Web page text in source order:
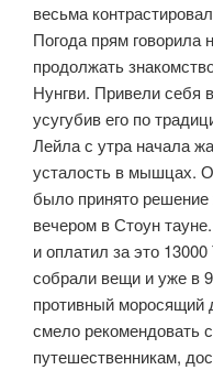
весьма
Погода прям
продолжать
Нунгви. Привели себя
усугубив его по
Лейла с утра начала
усталость в мышцах.
было принято
вечером в Стоун
и оплатил за это
собрали вещи и уже в
противный моросящий
смело рекомендовать
путешественникам,